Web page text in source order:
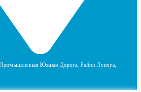
Южная Дорога, Район Лунхуа,